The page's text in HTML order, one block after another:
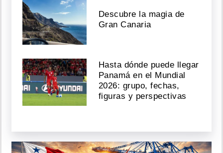
Descubre la magia de
Gran Canaria
Hasta dónde puede llegar
Panamá en el Mundial
2026: grupo, fechas,
figuras y perspectivas